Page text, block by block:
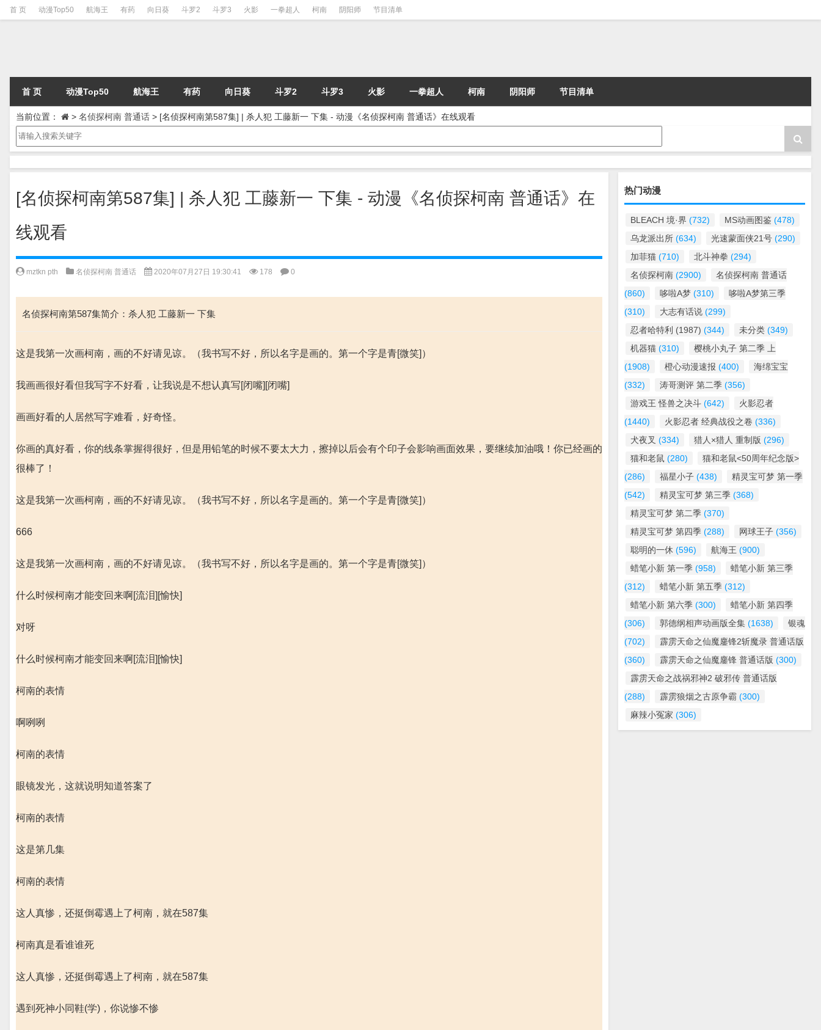
首 页 动漫Top50 航海王 有药 向日葵 斗罗2 斗罗3 火影 一拳超人 柯南 阴阳师 节目清单
首 页 动漫Top50 航海王 有药 向日葵 斗罗2 斗罗3 火影 一拳超人 柯南 阴阳师 节目清单
当前位置： > 名侦探柯南 普通话 > [名侦探柯南第587集] | 杀人犯 工藤新一 下集 - 动漫《名侦探柯南 普通话》在线观看
[名侦探柯南第587集] | 杀人犯 工藤新一 下集 - 动漫《名侦探柯南 普通话》在
线观看
mztkn pth 名侦探柯南 普通话 2020年07月27日 19:30:41 178 0
名侦探柯南第587集简介：杀人犯 工藤新一 下集
这是我第一次画柯南，画的不好请见谅。（我书写不好，所以名字是画的。第一个字是青[微笑]）
我画画很好看但我写字不好看，让我说是不想认真写[闭嘴][闭嘴]
画画好看的人居然写字难看，好奇怪。
你画的真好看，你的线条掌握得很好，但是用铅笔的时候不要太大力，擦掉以后会有个印子会影响画面效果，要继续加油哦！你已经画的
很棒了！
这是我第一次画柯南，画的不好请见谅。（我书写不好，所以名字是画的。第一个字是青[微笑]）
666
这是我第一次画柯南，画的不好请见谅。（我书写不好，所以名字是画的。第一个字是青[微笑]）
什么时候柯南才能变回来啊[流泪][愉快]
对呀
什么时候柯南才能变回来啊[流泪][愉快]
柯南的表情
啊咧咧
柯南的表情
眼镜发光，这就说明知道答案了
柯南的表情
这是第几集
柯南的表情
这人真惨，还挺倒霉遇上了柯南，就在587集
柯南真是看谁谁死
这人真惨，还挺倒霉遇上了柯南，就在587集
遇到死神小同鞋(学)，你说惨不惨
热门动漫
BLEACH 境·界 (732) MS动画图鉴 (478)
乌龙派出所 (634) 光速蒙面侠21号 (290)
加菲猫 (710) 北斗神拳 (294)
名侦探柯南 (2900)
名侦探柯南 普通话
(860)
哆啦A梦 (310)
哆啦A梦第三季
(310)
大志有话说 (299)
忍者哈特利 (1987) (344) 未分类 (349)
机器猫 (310)
樱桃小丸子 第二季 上
(1908)
橙心动漫速报 (400)
海绵宝宝
(332)
涛哥测评 第二季 (356)
游戏王 怪兽之决斗 (642)
火影忍者
(1440)
火影忍者 经典战役之卷 (336)
犬夜叉 (334) 猎人×猎人 重制版 (296)
猫和老鼠 (280)
猫和老鼠<50周年纪念版>
(286)
福星小子 (438)
精灵宝可梦 第一季
(542)
精灵宝可梦 第三季 (368)
精灵宝可梦 第二季 (370)
精灵宝可梦 第四季 (288) 网球王子 (356)
聪明的一休 (596) 航海王 (900)
蜡笔小新 第一季 (958)
蜡笔小新 第三季
(312)
蜡笔小新 第五季 (312)
蜡笔小新 第六季 (300)
蜡笔小新 第四季
(306)
郭德纲相声动画版全集 (1638)
银魂
(702)
霹雳天命之仙魔鏖锋2斩魔录 普通话版
(360)
霹雳天命之仙魔鏖锋 普通话版 (300)
霹雳天命之战祸邪神2 破邪传 普通话版
(288)
霹雳狼烟之古原争霸 (300)
麻辣小冤家 (306)